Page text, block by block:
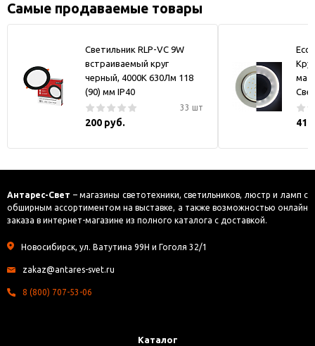
Самые продаваемые товары
Светильник RLP-VC 9W
встраиваемый круг
черный, 4000К 630Лм 118
(90) мм IP40
33 шт
200 руб.
Антарес-Свет – магазины светотехники, светильников, люстр и ламп с
обширным ассортиментом на выставке, а также возможностью онлайн
заказа в интернет-магазине из полного каталога с доставкой.
Новосибирск, ул. Ватутина 99Н и Гоголя 32/1
zakaz@antares-svet.ru
8 (800) 707-53-06
Каталог